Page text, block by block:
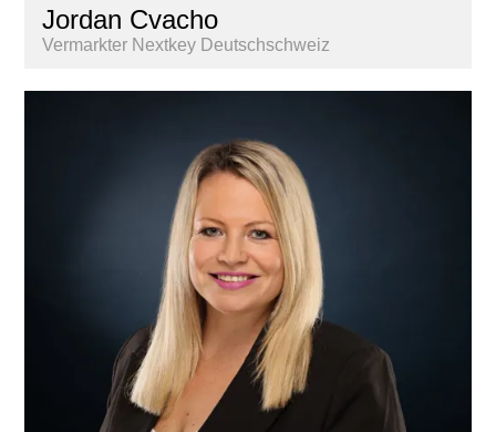
Jordan Cvacho
Vermarkter Nextkey Deutschschweiz